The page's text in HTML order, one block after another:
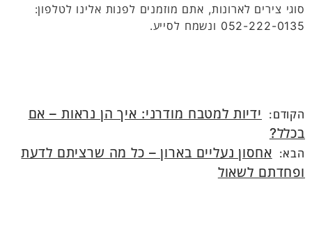
סוגי צירים לארונות, אתם מוזמנים לפנות אלינו לטלפון:
052-222-0135 ונשמח לסייע.
הקודם:
ידיות למטבח מודרני: איך הן נראות – אם
בכלל?
הבא: אחסון נעליים בארון – כל מה שרציתם לדעת
ופחדתם לשאול